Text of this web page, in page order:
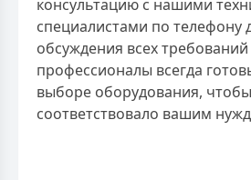
консультацию с нашими
специалистами по телефону
обсуждения всех
профессионалы всегда
выборе оборудования,
соответствовало вашим